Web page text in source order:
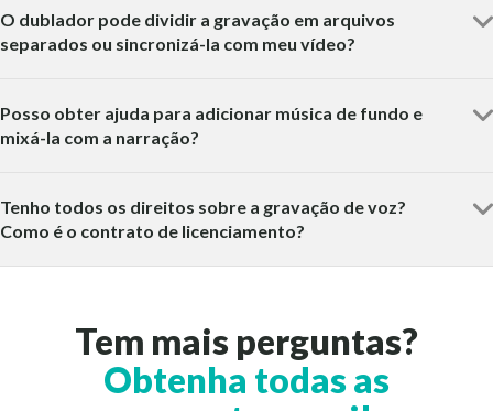
O dublador pode dividir a gravação em arquivos
separados ou sincronizá-la com meu vídeo?
Posso obter ajuda para adicionar música de fundo e
mixá-la com a narração?
Tenho todos os direitos sobre a gravação de voz?
Como é o contrato de licenciamento?
Tem mais perguntas?
Obtenha todas as